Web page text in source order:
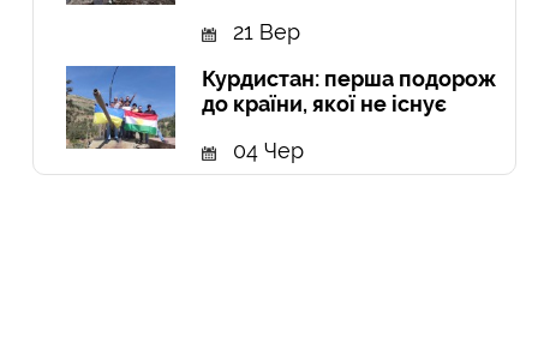
21 Вер
Курдистан: перша подорож
до країни, якої не існує
04 Чер